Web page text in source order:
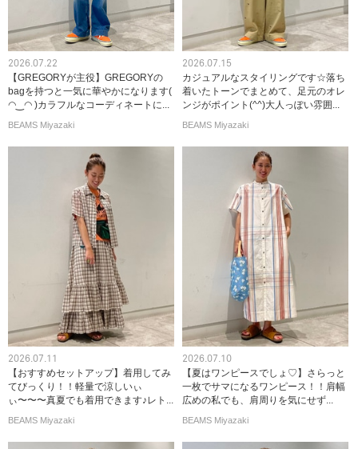
2026.07.22
【GREGORYが主役】GREGORYの
bagを持つと一気に華やかになります(
◠‿◠ )カラフルなコーディネートに...
BEAMS Miyazaki
2026.07.15
カジュアルなスタイリングです☆落ち
着いたトーンでまとめて、足元のオレ
ンジがポイント(^^)大人っぽい雰囲...
BEAMS Miyazaki
2026.07.11
【おすすめセットアップ】着用してみ
てびっくり！！軽量で涼しいぃ
ぃ〜〜〜真夏でも着用できます♪レト...
BEAMS Miyazaki
2026.07.10
【夏はワンピースでしょ♡】さらっと
一枚でサマになるワンピース！！肩幅
広めの私でも、肩周りを気にせず...
BEAMS Miyazaki